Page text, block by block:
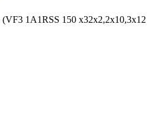
1A1RSS 150 х32х2,2х10,3х12